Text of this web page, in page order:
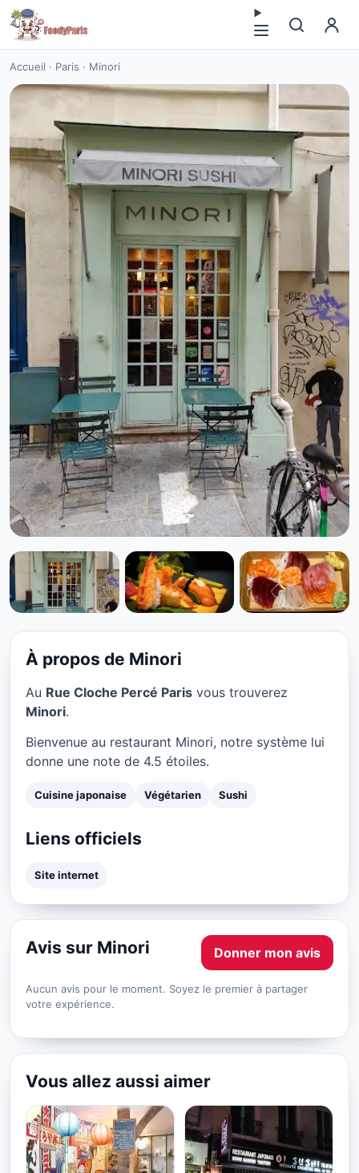
Accueil · Paris · Minori
CUISINE JAPONAISE
Minori à Paris
★ 4.5/5
À propos de Minori
Au Rue Cloche Percé Paris vous trouverez
Minori.
Bienvenue au restaurant Minori, notre système lui
donne une note de 4.5 étoiles.
Cuisine japonaise Végétarien Sushi
Liens officiels
Site internet
Avis sur Minori Donner mon avis
Aucun avis pour le moment. Soyez le premier à partager
votre expérience.
Vous allez aussi aimer